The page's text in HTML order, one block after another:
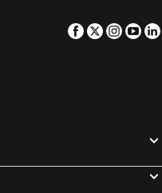
Facebook
Twitter